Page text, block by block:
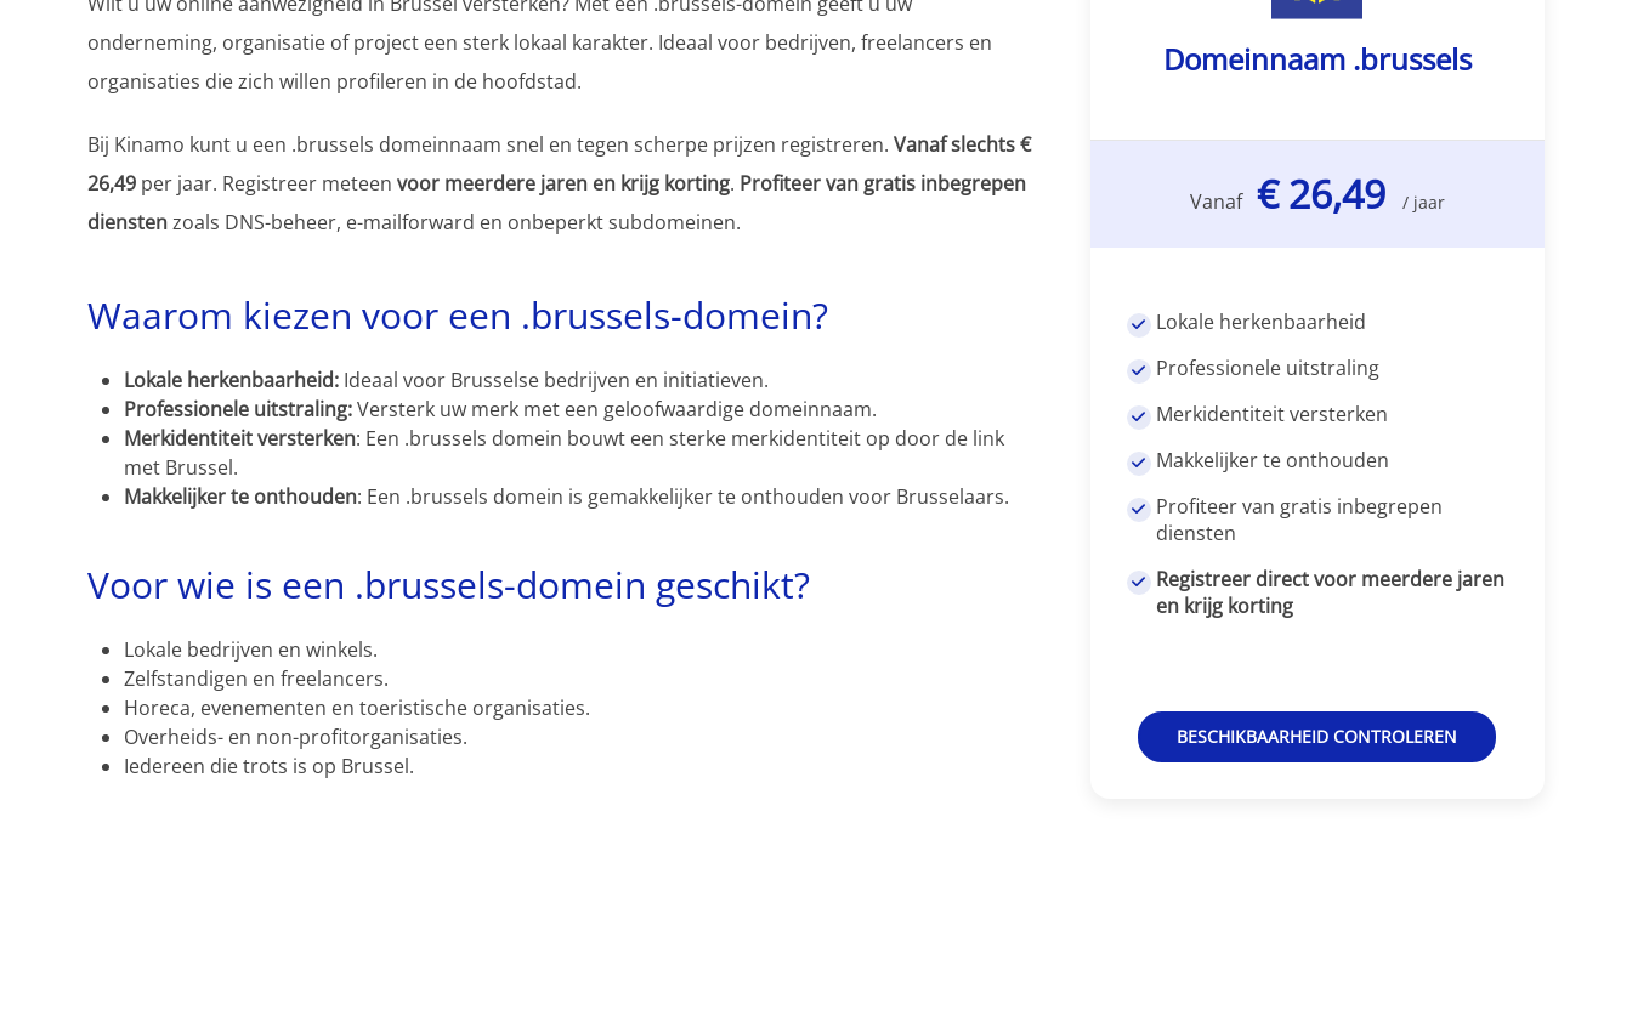
onderneming, organisatie of project een sterk lokaal karakter. Ideaal voor bedrijven, freelancers en
organisaties die zich willen profileren in de hoofdstad.
Bij Kinamo kunt u een .brussels domeinnaam snel en tegen scherpe prijzen registreren. Vanaf slechts €
26,49 per jaar. Registreer meteen voor meerdere jaren en krijg korting. Profiteer van gratis inbegrepen
dienstenzoals DNS-beheer, e-mailforward en onbeperkt subdomeinen.
Waarom kiezen voor een .brussels-domein?
Lokale herkenbaarheid: Ideaal voor Brusselse bedrijven en initiatieven.
Professionele uitstraling:Versterk uw merk met een geloofwaardige domeinnaam.
Merkidentiteit versterken: Een .brussels domein bouwt een sterke merkidentiteit op door de link
met Brussel.
Makkelijker te onthouden: Een .brussels domein is gemakkelijker te onthouden voor Brusselaars.
Voor wie is een .brussels-domein geschikt?
Lokale bedrijven en winkels.
Zelfstandigen en freelancers.
Horeca, evenementen en toeristische organisaties.
Overheids- en non-profitorganisaties.
Iedereen die trots is op Brussel.
Domeinnaam .brussels
Vanaf € 26,49 / jaar
Lokale herkenbaarheid
Professionele uitstraling
Merkidentiteit versterken
Makkelijker te onthouden
Profiteer van gratis inbegrepen
diensten
Registreer direct voor meerdere jaren
en krijg korting
BESCHIKBAARHEID CONTROLEREN